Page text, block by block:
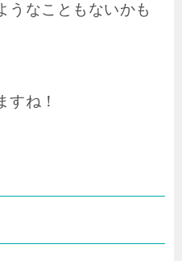
うなこともないかも
すね！